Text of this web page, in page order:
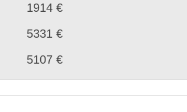
1914 €
5331 €
5107 €